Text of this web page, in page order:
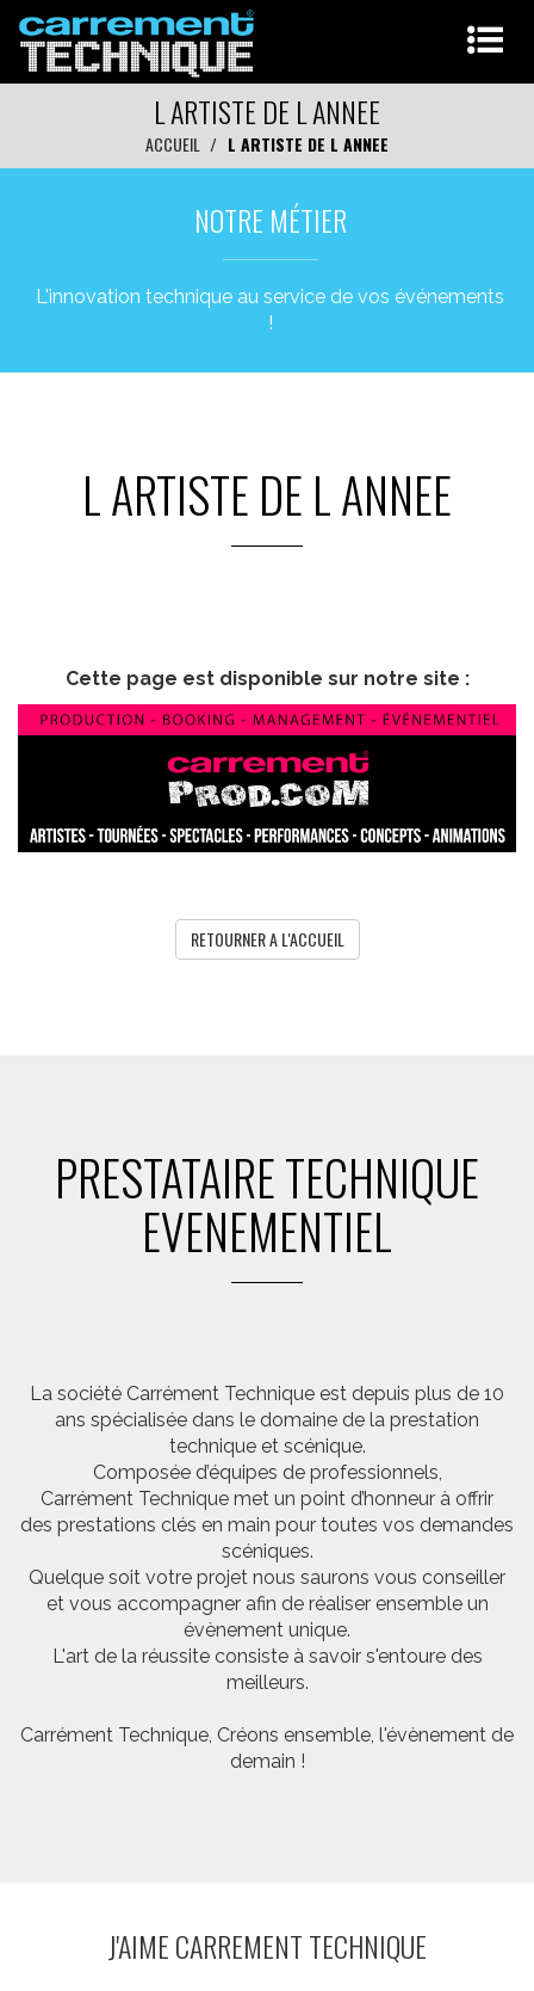
L ARTISTE DE L ANNEE
ACCUEIL L ARTISTE DE L ANNEE
NOTRE MÉTIER
L'innovation technique au service de vos événements
!
L ARTISTE DE L ANNEE
Cette page est disponible sur notre site :
RETOURNER A L'ACCUEIL
PRESTATAIRE TECHNIQUE
EVENEMENTIEL
La société Carrément Technique est depuis plus de 10
ans spécialisée dans le domaine de la prestation
technique et scénique.
Composée d’équipes de professionnels,
Carrément Technique met un point d’honneur à offrir
des prestations clés en main pour toutes vos demandes
scéniques.
Quelque soit votre projet nous saurons vous conseiller
et vous accompagner afin de réaliser ensemble un
évènement unique.
L'art de la réussite consiste à savoir s'entoure des
meilleurs.
Carrément Technique, Créons ensemble, l'évènement de
demain !
J'AIME CARREMENT TECHNIQUE